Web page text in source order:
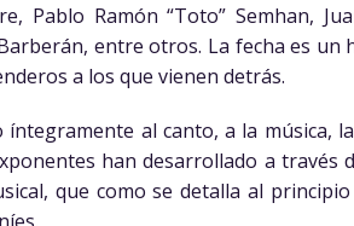
Pablo Ramón “Toto” Semhan,
entre otros. La fecha es
a los que vienen detrás.
al canto, a la música,
han desarrollado a través
que como se detalla al